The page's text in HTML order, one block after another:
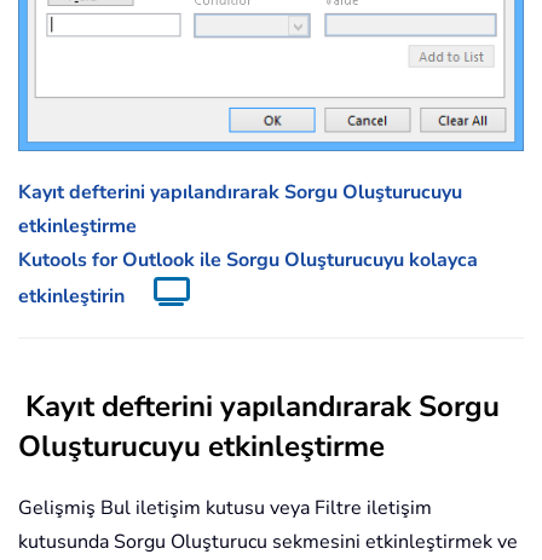
Kayıt defterini yapılandırarak Sorgu Oluşturucuyu
etkinleştirme
Kutools for Outlook ile Sorgu Oluşturucuyu kolayca
etkinleştirin
Kayıt defterini yapılandırarak Sorgu
Oluşturucuyu etkinleştirme
Gelişmiş Bul iletişim kutusu veya Filtre iletişim
kutusunda Sorgu Oluşturucu sekmesini etkinleştirmek ve